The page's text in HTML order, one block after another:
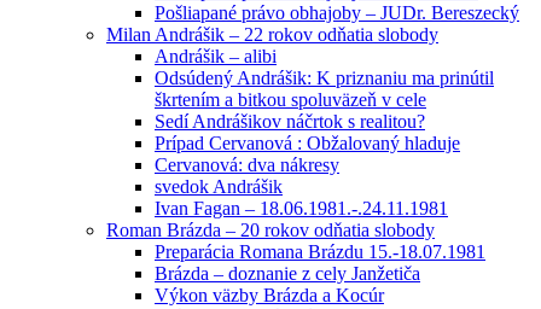
Pošliapané právo obhajoby – JUDr. Bereszecký
Milan Andrášik – 22 rokov odňatia slobody
Andrášik – alibi
Odsúdený Andrášik: K priznaniu ma prinútil
škrtením a bitkou spoluväzeň v cele
Sedí Andrášikov náčrtok s realitou?
Prípad Cervanová : Obžalovaný hladuje
Cervanová: dva nákresy
svedok Andrášik
Ivan Fagan – 18.06.1981.-.24.11.1981
Roman Brázda – 20 rokov odňatia slobody
Preparácia Romana Brázdu 15.-18.07.1981
Brázda – doznanie z cely Janžetiča
Výkon väzby Brázda a Kocúr